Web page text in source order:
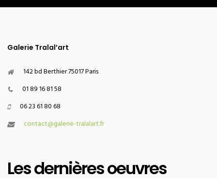
Galerie Tralal’art
142 bd Berthier 75017 Paris
01 89 16 81 58
06 23 61 80 68
contact@galerie-tralalart.fr
Les dernières oeuvres